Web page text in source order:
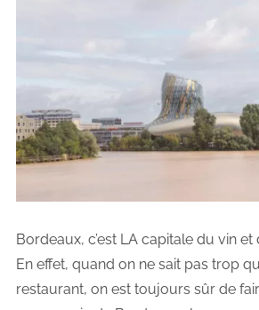
Bordeaux, c’est LA capitale du vin
En effet, quand on ne sait pas trop
restaurant, on est toujours sûr de